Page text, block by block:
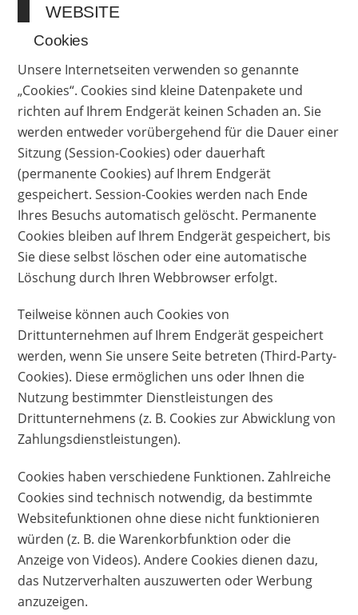
WEBSITE
Cookies
Unsere Internetseiten verwenden so genannte
„Cookies“. Cookies sind kleine Datenpakete und
richten auf Ihrem Endgerät keinen Schaden an. Sie
werden entweder vorübergehend für die Dauer einer
Sitzung (Session-Cookies) oder dauerhaft
(permanente Cookies) auf Ihrem Endgerät
gespeichert. Session-Cookies werden nach Ende
Ihres Besuchs automatisch gelöscht. Permanente
Cookies bleiben auf Ihrem Endgerät gespeichert, bis
Sie diese selbst löschen oder eine automatische
Löschung durch Ihren Webbrowser erfolgt.
Teilweise können auch Cookies von
Drittunternehmen auf Ihrem Endgerät gespeichert
werden, wenn Sie unsere Seite betreten (Third-Party-
Cookies). Diese ermöglichen uns oder Ihnen die
Nutzung bestimmter Dienstleistungen des
Drittunternehmens (z. B. Cookies zur Abwicklung von
Zahlungsdienstleistungen).
Cookies haben verschiedene Funktionen. Zahlreiche
Cookies sind technisch notwendig, da bestimmte
Websitefunktionen ohne diese nicht funktionieren
würden (z. B. die Warenkorbfunktion oder die
Anzeige von Videos). Andere Cookies dienen dazu,
das Nutzerverhalten auszuwerten oder Werbung
anzuzeigen.